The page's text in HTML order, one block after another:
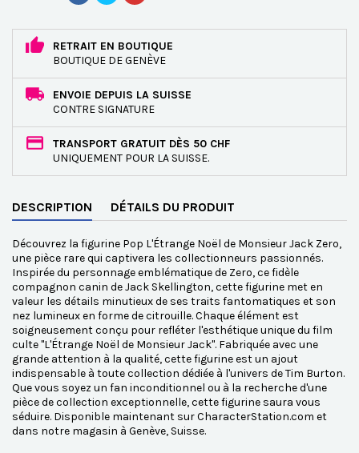
RETRAIT EN BOUTIQUE
BOUTIQUE DE GENÈVE
ENVOIE DEPUIS LA SUISSE
CONTRE SIGNATURE
TRANSPORT GRATUIT DÈS 50 CHF
UNIQUEMENT POUR LA SUISSE.
DESCRIPTION DÉTAILS DU PRODUIT
Découvrez la figurine Pop L'Étrange Noël de Monsieur Jack Zero,
une pièce rare qui captivera les collectionneurs passionnés.
Inspirée du personnage emblématique de Zero, ce fidèle
compagnon canin de Jack Skellington, cette figurine met en
valeur les détails minutieux de ses traits fantomatiques et son
nez lumineux en forme de citrouille. Chaque élément est
soigneusement conçu pour refléter l'esthétique unique du film
culte "L'Étrange Noël de Monsieur Jack". Fabriquée avec une
grande attention à la qualité, cette figurine est un ajout
indispensable à toute collection dédiée à l'univers de Tim Burton.
Que vous soyez un fan inconditionnel ou à la recherche d'une
pièce de collection exceptionnelle, cette figurine saura vous
séduire. Disponible maintenant sur CharacterStation.com et
dans notre magasin à Genève, Suisse.